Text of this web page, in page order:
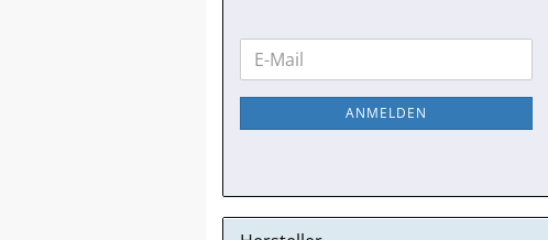
WEITER
ZUR
NEWSLETTER-
ANMELDUNG
E-
Mail
ANMELDEN